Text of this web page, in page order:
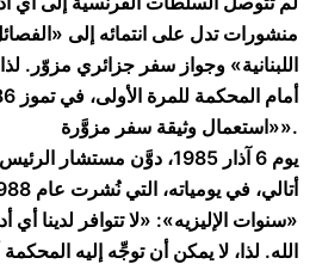
منشورات تدل على انتمائه إلى
اللبنانية» وجواز سفر جزائري مزوّر.
«استعمال وثيقة سفر مزوَّرة».
يوم 6 آذار 1985، دوَّن
«سنوات الإليزيه»: «لا تتوافر لدينا
الله. لذا، لا يمكن أن توجِّه إليه